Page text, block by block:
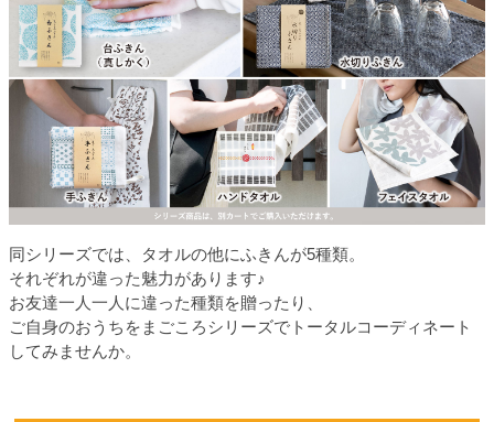
同シリーズでは、タオルの他にふきんが5種類。
それぞれが違った魅力があります♪
お友達一人一人に違った種類を贈ったり、
ご自身のおうちをまごころシリーズでトータルコーディネート
してみませんか。